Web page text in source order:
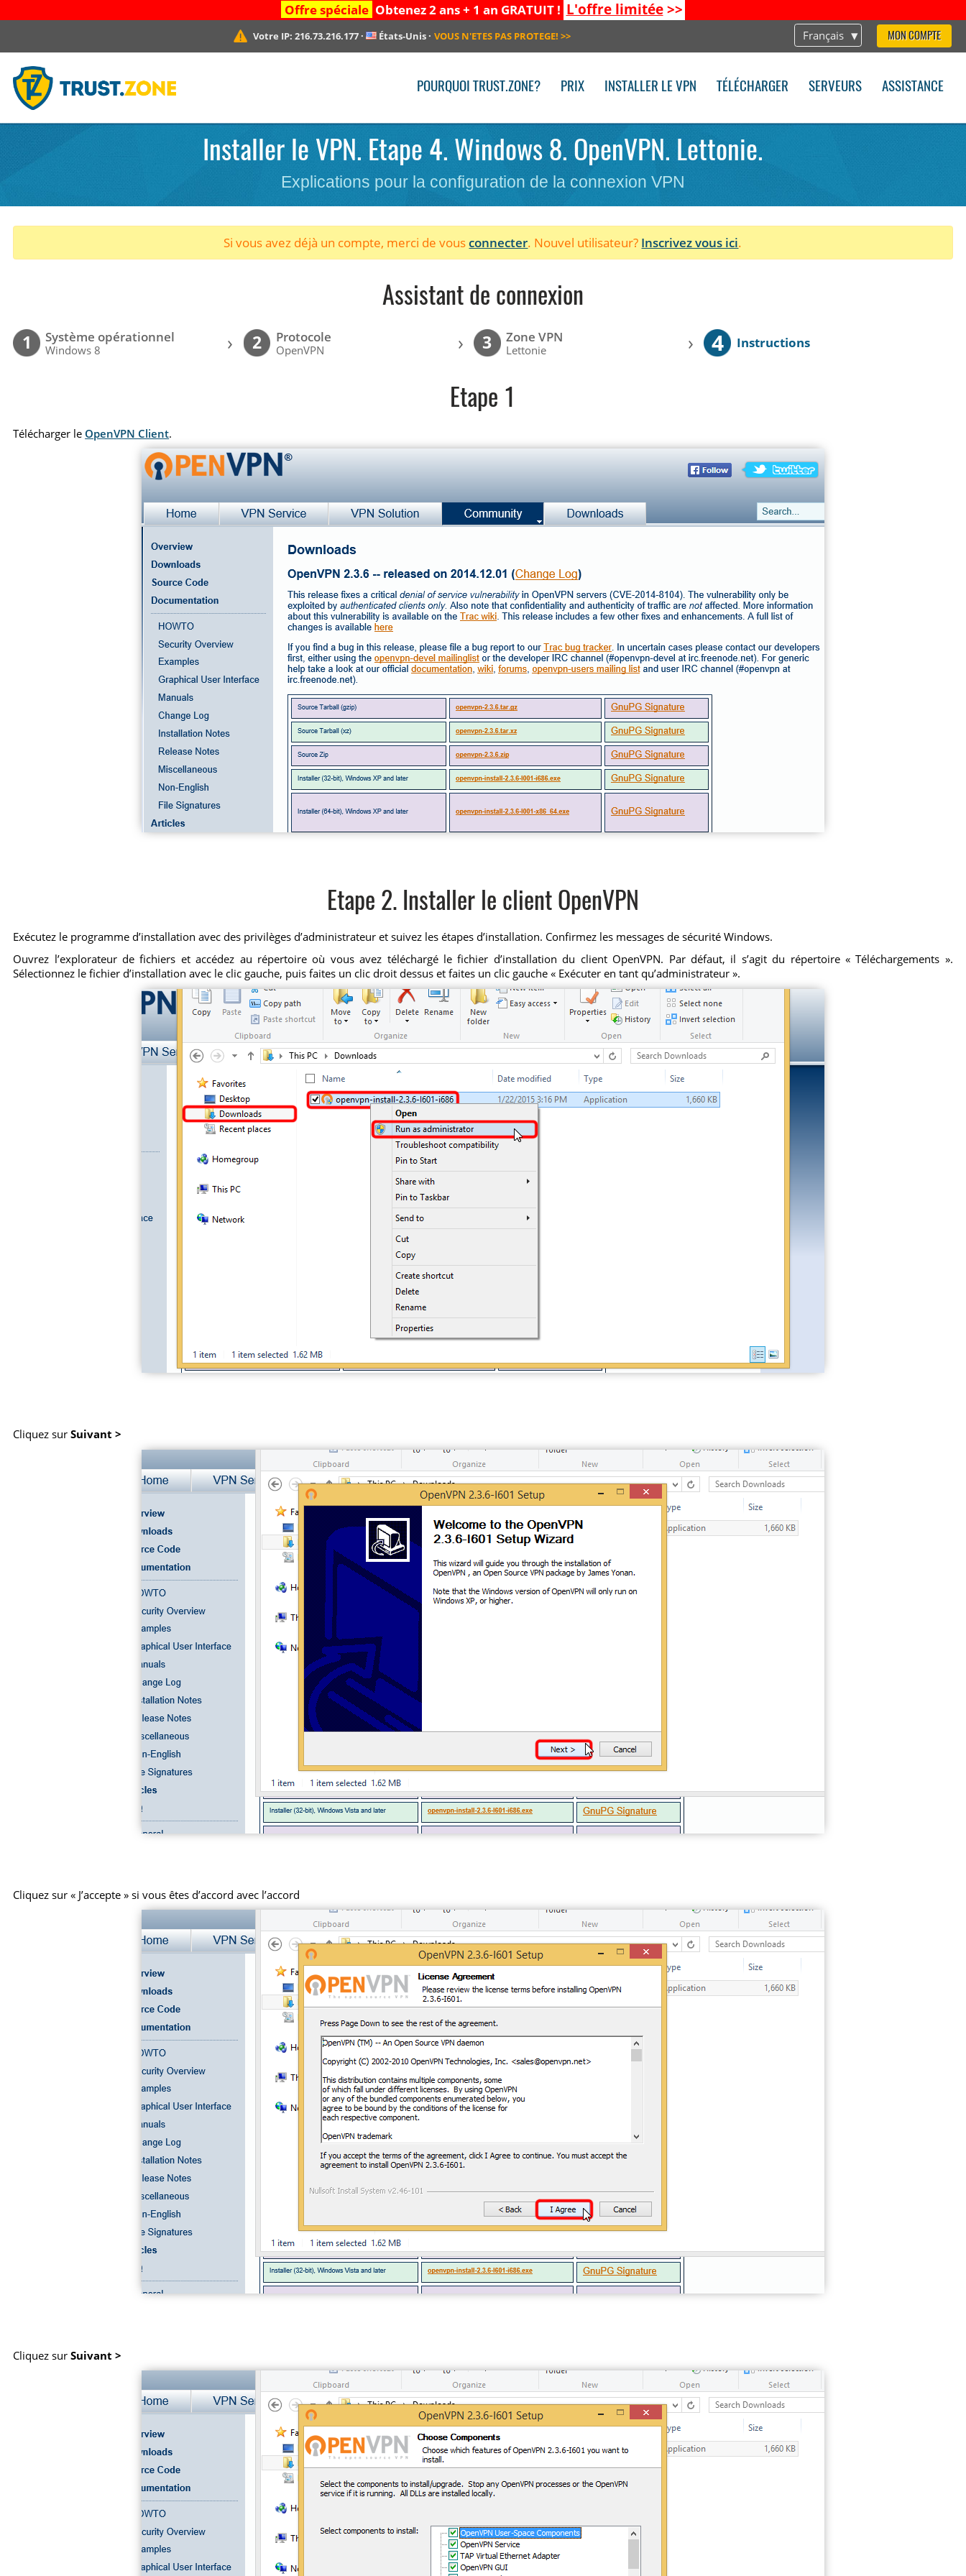
Offre spéciale Obtenez 2 ans + 1 an GRATUIT ! L'offre limitée>>
Français MON COMPTE
Votre IP: 216.73.216.177· États-Unis· VOUS N'ETES PAS PROTEGE! >>
POURQUOI TRUST.ZONE? PRIX INSTALLER LE VPN TÉLÉCHARGER SERVEURS ASSISTANCE
Installer le VPN. Etape 4. Windows 8. OpenVPN. Lettonie.
Explications pour la configuration de la connexion VPN
Si vous avez déjà un compte, merci de vousconnecter. Nouvel utilisateur? Inscrivez vous ici.
Assistant de connexion
1 Système opérationnel
Windows 8 › 2 Protocole
OpenVPN › 3 Zone VPN
Lettonie › 4 Instructions
Etape 1
Télécharger le OpenVPN Client.
Etape 2. Installer le client OpenVPN
Exécutez le programme d’installation avec des privilèges d’administrateur et suivez les étapes d’installation. Confirmez les messages de sécurité Windows.
Ouvrez l’explorateur de fichiers et accédez au répertoire où vous avez téléchargé le fichier d’installation du client OpenVPN. Par défaut, il s’agit du répertoire « Téléchargements ».
Sélectionnez le fichier d’installation avec le clic gauche, puis faites un clic droit dessus et faites un clic gauche « Exécuter en tant qu’administrateur ».
Cliquez surSuivant >
Cliquez sur « J’accepte » si vous êtes d’accord avec l’accord
Cliquez surSuivant >